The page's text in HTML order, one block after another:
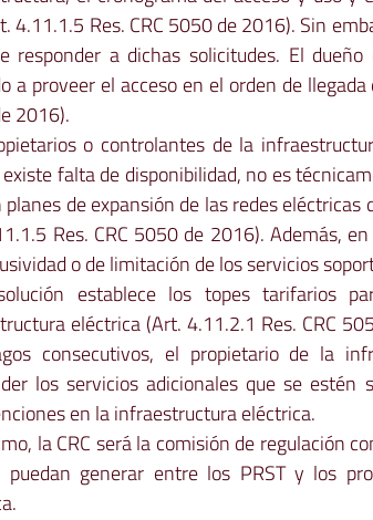
4.11.1.5 Res. CRC 5050 de 2016). Sin
responder a dichas solicitudes. El
a proveer el acceso en el orden de
2016).
o controlantes de la
falta de disponibilidad, no es
planes de expansión de las redes
Res. CRC 5050 de 2016). Además,
o de limitación de los servicios
establece los topes tarifarios
eléctrica (Art. 4.11.2.1 Res. CRC
consecutivos, el propietario de la
los servicios adicionales que se
en la infraestructura eléctrica.
la CRC será la comisión de regulación
puedan generar entre los PRST y los